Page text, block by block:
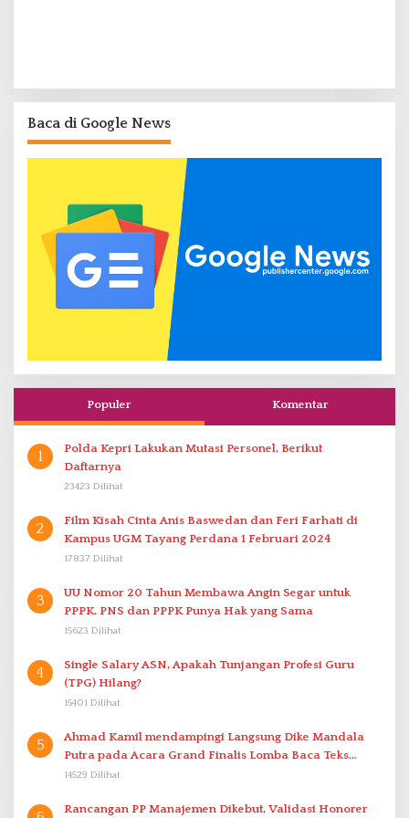
Baca di Google News
Populer Komentar
1
Polda Kepri Lakukan Mutasi Personel, Berikut
Daftarnya
23423 Dilihat
2
Film Kisah Cinta Anis Baswedan dan Feri Farhati di
Kampus UGM Tayang Perdana 1 Februari 2024
17837 Dilihat
3
UU Nomor 20 Tahun Membawa Angin Segar untuk
PPPK. PNS dan PPPK Punya Hak yang Sama
15623 Dilihat
4
Single Salary ASN, Apakah Tunjangan Profesi Guru
(TPG) Hilang?
15401 Dilihat
5
Ahmad Kamil mendampingi Langsung Dike Mandala
Putra pada Acara Grand Finalis Lomba Baca Teks
Proklamasi Mirip Bung Karno di Bali
14529 Dilihat
Rancangan PP Manajemen Dikebut, Validasi Honorer